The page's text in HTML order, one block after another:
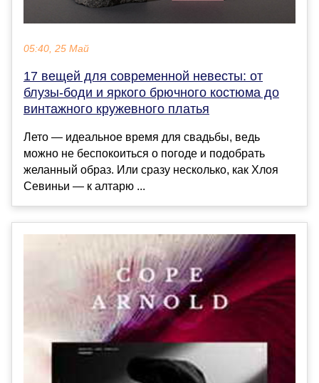
05:40, 25 Май
17 вещей для современной невесты: от
блузы-боди и яркого брючного костюма до
винтажного кружевного платья
Лето — идеальное время для свадьбы, ведь
можно не беспокоиться о погоде и подобрать
желанный образ. Или сразу несколько, как Хлоя
Севиньи — к алтарю ...